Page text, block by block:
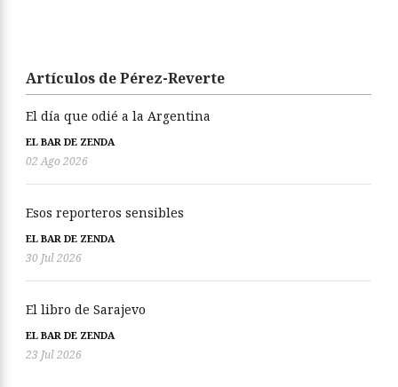
Artículos de Pérez-Reverte
El día que odié a la Argentina
EL BAR DE ZENDA
02 Ago 2026
Esos reporteros sensibles
EL BAR DE ZENDA
30 Jul 2026
El libro de Sarajevo
EL BAR DE ZENDA
23 Jul 2026